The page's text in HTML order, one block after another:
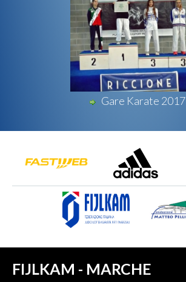
Gare Karate 2017
FIJLKAM - MARCHE